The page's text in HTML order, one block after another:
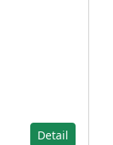
Detail